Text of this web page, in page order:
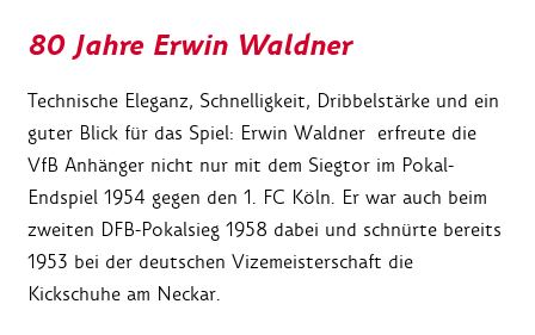
80 Jahre Erwin Waldner
Technische Eleganz, Schnelligkeit, Dribbelstärke und ein
guter Blick für das Spiel: Erwin Waldner erfreute die
VfB Anhänger nicht nur mit dem Siegtor im Pokal-
Endspiel 1954 gegen den 1. FC Köln. Er war auch beim
zweiten DFB-Pokalsieg 1958 dabei und schnürte bereits
1953 bei der deutschen Vizemeisterschaft die
Kickschuhe am Neckar.